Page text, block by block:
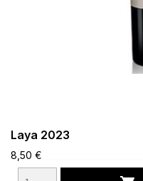
Laya 2023
8,50 €